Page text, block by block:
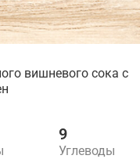
вишневого сока с
9
Углеводы